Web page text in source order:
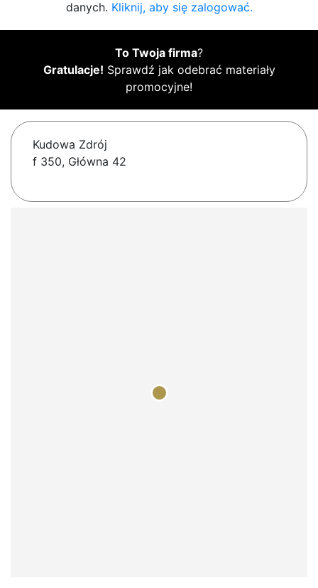
danych. Kliknij, aby się zalogować.
To Twoja firma?
Gratulacje! Sprawdź jak odebrać materiały
promocyjne!
Kudowa Zdrój
f 350, Główna 42